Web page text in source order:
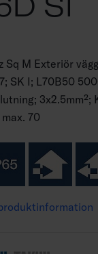
Sq M Exteriör
SK I; L70B50
3x2.5mm²;
max. 70